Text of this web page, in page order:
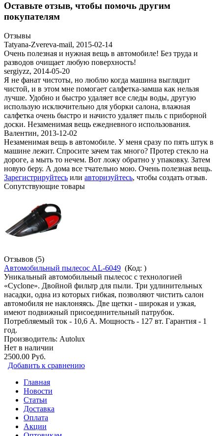
Оставьте отзыв, чтобы помочь другим
покупателям
Отзывы
Tatyana-Zvereva-mail, 2015-02-14
Очень полезная и нужная вещь в автомобиле! Без труда и
разводов очищает любую поверхность!
sergiyzz, 2014-05-20
Я не фанат чистоты, но люблю когда машина выглядит
чистой, и в этом мне помогает салфетка-замша как нельзя
лучше. Удобно и быстро удаляет все следы воды, другую
использую исключительно для уборки салона, влажная
салфетка очень быстро и начисто удаляет пыль с приборной
доски. Незаменимая вещь ежедневного использования.
Валентин, 2013-12-02
Незаменимая вещь в автомобиле. У меня сразу по пять штук в
машине лежит. Спросите зачем так много? Протер стекло на
дороге, а мыть то нечем. Вот ложу обратно у упаковку. Затем
новую беру. А дома все тчательно мою. Очень полезная вещь.
Зарегистрируйтесь или авторизуйтесь, чтобы создать отзыв.
Сопутствующие товары
Отзывов (5)
Автомобильный пылесос AL-6049 (Код: )
Уникальный автомобильный пылесос с технологией
«Cyclone». Двойной фильтр для пыли. Три удлинительных
насадки, одна из которых гибкая, позволяют чистить салон
автомобиля не наклоняясь. Две щетки - широкая и узкая,
имеют подвижный присоединительный патрубок.
Потребляемый ток - 10,6 А. Мощность - 127 вт. Гарантия - 1
год.
Производитель: Autolux
Нет в наличии
2500.00 Руб.
Добавить к сравнению
Главная
Новости
Статьи
Доставка
Оплата
Акции